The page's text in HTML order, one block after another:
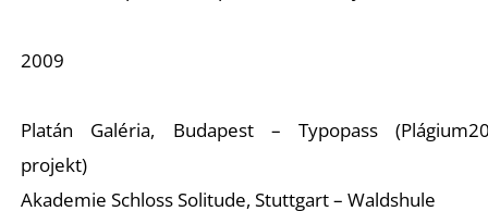
2009
Platán Galéria, Budapest – Typopass
projekt)
Akademie Schloss Solitude, Stuttgart – Waldshule